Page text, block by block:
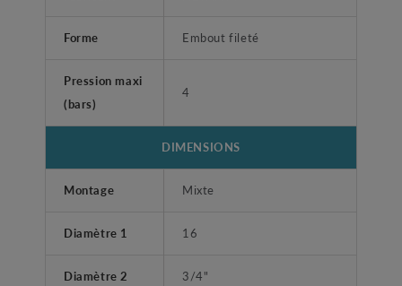
Forme Embout fileté
Pression maxi
(bars)
4
DIMENSIONS
Montage Mixte
Diamètre 1 16
Diamètre 2 3/4"